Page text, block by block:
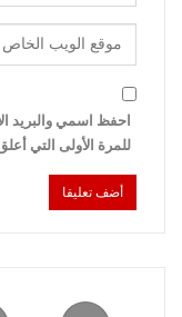
احفظ اسمي والبريد
للمرة الأولى التي